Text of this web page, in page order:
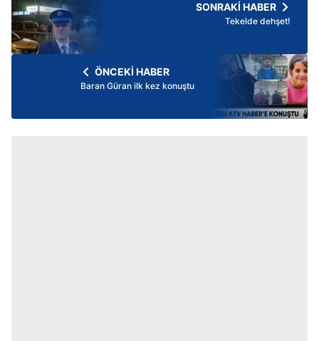
SONRAKİ HABER
Tekelde dehşet!
ÖNCEKİ HABER
Baran Güran ilk kez konuştu